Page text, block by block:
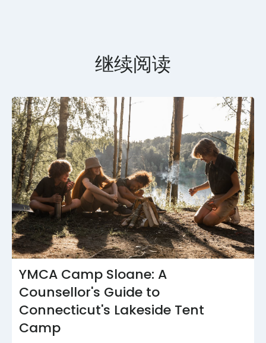
继续阅读
YMCA Camp Sloane: A
Counsellor's Guide to
Connecticut's Lakeside Tent
Camp